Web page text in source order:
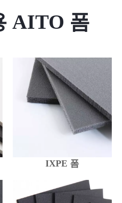
AITO 폼
IXPE 폼